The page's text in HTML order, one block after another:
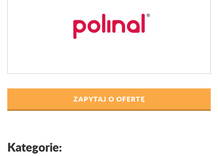
ZAPYTAJ O OFERTĘ
Kategorie: